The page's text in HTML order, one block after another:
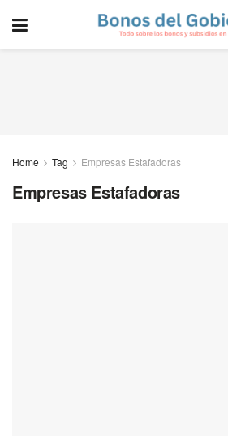
Home Tag Empresas Estafadoras
Empresas Estafadoras